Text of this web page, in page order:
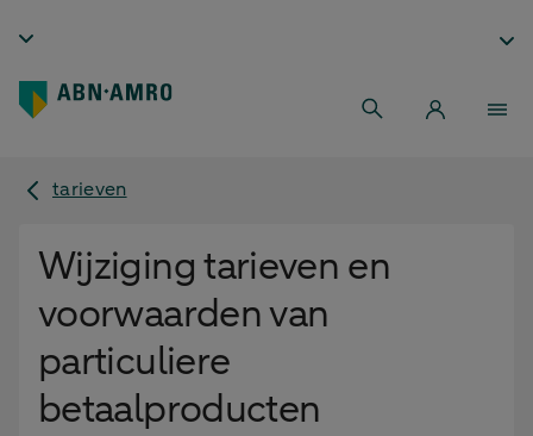
tarieven
Wijziging tarieven en
voorwaarden van
particuliere
betaalproducten